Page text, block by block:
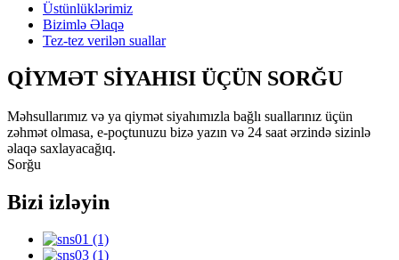
Üstünlüklərimiz
Bizimlə Əlaqə
Tez-tez verilən suallar
QİYMƏT SİYAHISI ÜÇÜN SORĞU
Məhsullarımız və ya qiymət siyahımızla bağlı suallarınız üçün
zəhmət olmasa, e-poçtunuzu bizə yazın və 24 saat ərzində sizinlə
əlaqə saxlayacağıq.
Sorğu
Bizi izləyin